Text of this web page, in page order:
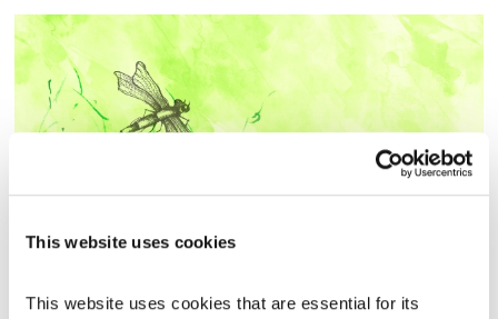
This website uses cookies
This website uses cookies that are essential for its עולם קטן
אורי בנקהלטר